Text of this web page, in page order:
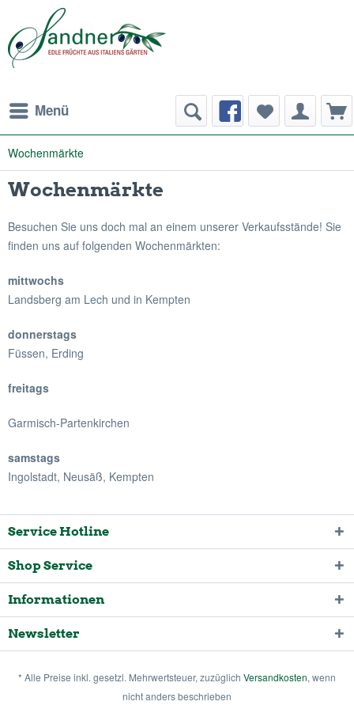
Menü
Wochenmärkte
Wochenmärkte
Besuchen Sie uns doch mal an einem unserer Verkaufsstände! Sie
finden uns auf folgenden Wochenmärkten:
mittwochs
Landsberg am Lech und in Kempten
donnerstags
Füssen, Erding
freitags
Garmisch-Partenkirchen
samstags
Ingolstadt, Neusäß, Kempten
Service Hotline
Shop Service
Informationen
Newsletter
* Alle Preise inkl. gesetzl. Mehrwertsteuer, zuzüglich Versandkosten, wenn
nicht anders beschrieben